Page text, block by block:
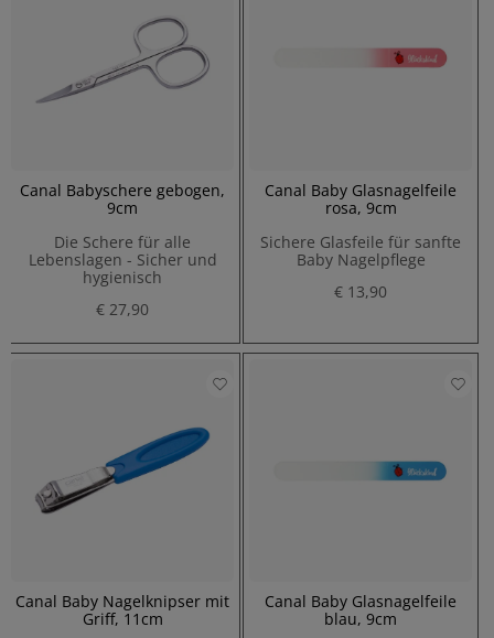
Canal Babyschere gebogen,
9cm
Die Schere für alle
Lebenslagen - Sicher und
hygienisch
€ 27,90
Canal Baby Glasnagelfeile
rosa, 9cm
Sichere Glasfeile für sanfte
Baby Nagelpflege
€ 13,90
Canal Baby Nagelknipser mit
Griff, 11cm
Canal Baby Glasnagelfeile
blau, 9cm